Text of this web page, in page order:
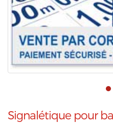
Signalétique pour